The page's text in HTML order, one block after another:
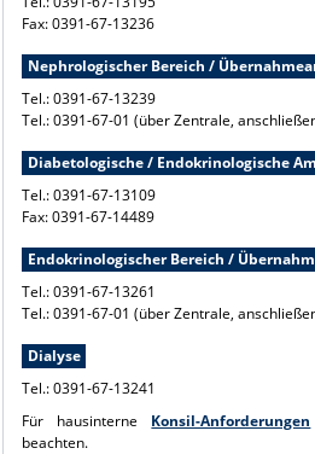
Fax: 0391-67-13236
Nephrologischer Bereich /
Tel.: 0391-67-13239
Tel.: 0391-67-01 (über Zentrale,
Diabetologische / Endokrinologische
Tel.: 0391-67-13109
Fax: 0391-67-14489
Endokrinologischer Bereich /
Tel.: 0391-67-13261
Tel.: 0391-67-01 (über Zentrale,
Dialyse
Tel.: 0391-67-13241
Für hausinterne Konsil-Anforderungen
beachten.